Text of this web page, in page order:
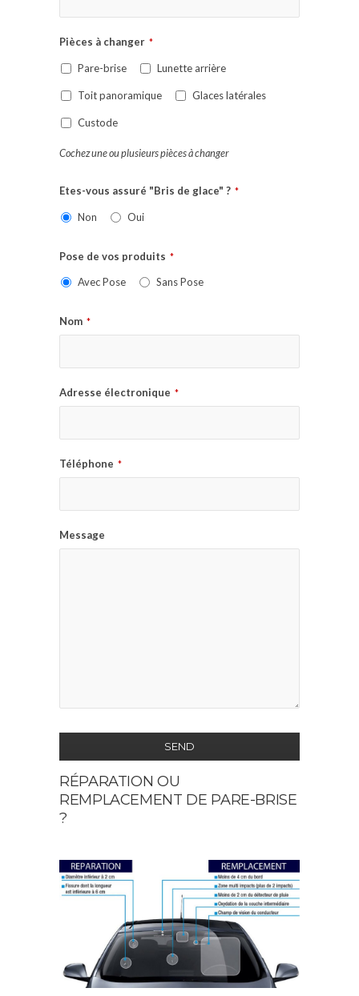
Pièces à changer *
Pare-brise Lunette arrière
Toit panoramique Glaces latérales
Custode
Cochez une ou plusieurs pièces à changer
Etes-vous assuré "Bris de glace" ? *
Non Oui
Pose de vos produits *
Avec Pose Sans Pose
Nom *
Adresse électronique *
Téléphone *
Message
SEND
This
field
should
left
blank
RÉPARATION OU
REMPLACEMENT DE PARE-BRISE
?